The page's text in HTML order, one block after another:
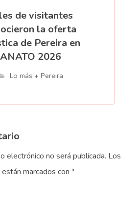
de visitantes
la oferta
de Pereira en
ANATO 2026
Lo más + Pereira
electrónico no será publicada. Los
marcados con*